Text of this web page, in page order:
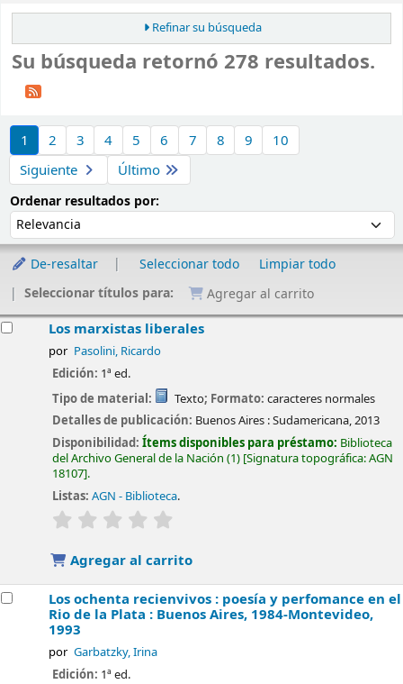
Refinar su búsqueda
Su búsqueda retornó 278 resultados.
1
2 3 4 5 6 7 8 9
10
Siguiente
Último
Ordenar resultados por:
De-resaltar Seleccionar todo
Limpiar todo
Seleccionar títulos para:
Agregar al carrito
Los marxistas liberales
por Pasolini, Ricardo
Edición: 1ª ed.
Tipo de material:
Texto; Formato: caracteres normales
Detalles de publicación: Buenos Aires :Sudamericana,2013
Disponibilidad:Ítems disponibles para préstamo: Biblioteca
del Archivo General de la Nación (1) Signatura topográfica:AGN
18107 .
Listas: AGN - Biblioteca.
valoración
Agregar al carrito
Los ochenta recienvivos : poesía y perfomance en el
Rio de la Plata : Buenos Aires, 1984-Montevideo,
1993
por Garbatzky, Irina
Edición: 1ª ed.